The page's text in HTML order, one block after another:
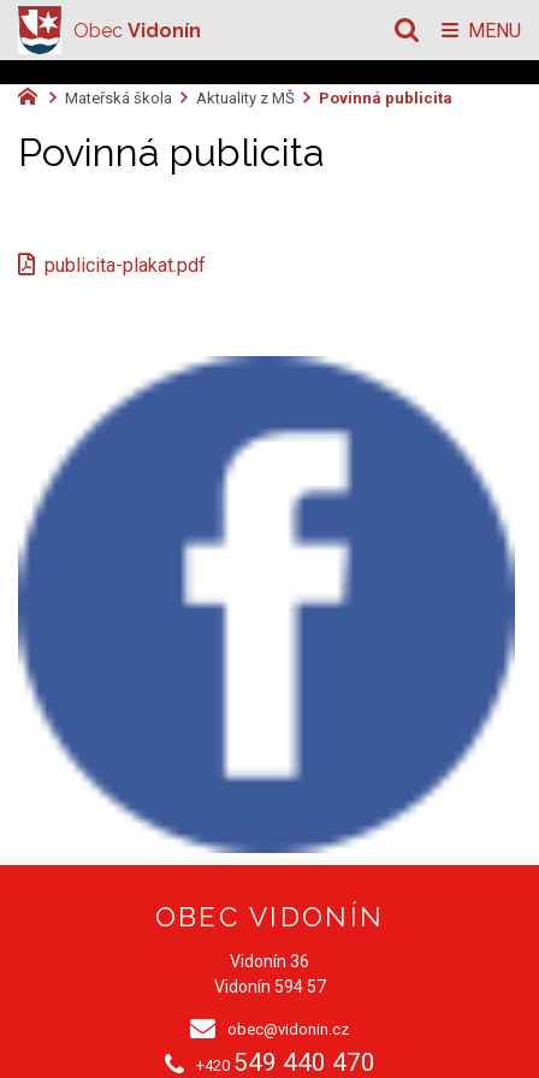
Mateřská škola Aktuality z MŠ Povinná publicita
Povinná publicita
publicita-plakat.pdf
OBEC VIDONÍN
Vidonín 36
Vidonín 594 57
obec@vidonin.cz
+420 549 440 470
Obec Vidonín MENU